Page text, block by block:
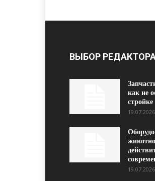
ВЫБОР
как не
стройке
19.07.2026
19.07.2026